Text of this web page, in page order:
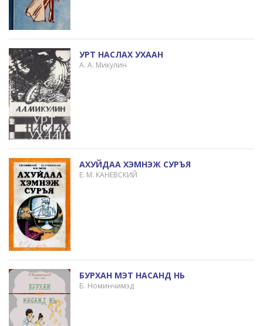
УРТ НАСЛАХ УХААН
А. А. Микулин
АХУЙДАА ХЭМНЭЖ СУРЪЯ
Е. М. КАНЕВСКИЙ
БУРХАН МЭТ НАСАНД НЬ
Б. Номинчимэд